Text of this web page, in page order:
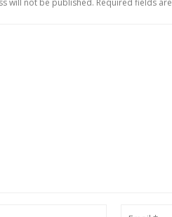
will not be published. Required fields